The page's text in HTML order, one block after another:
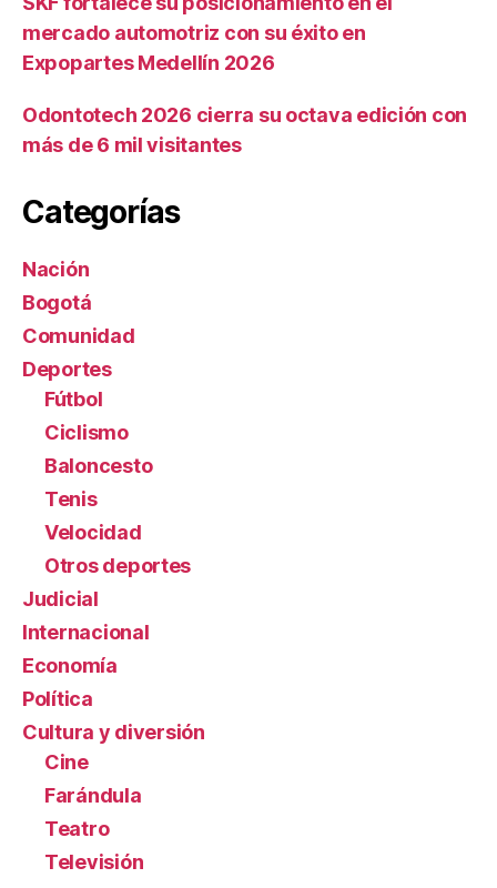
mercado automotriz con su éxito en
Expopartes Medellín 2026
Odontotech 2026 cierra su octava edición con
más de 6 mil visitantes
Categorías
Nación
Bogotá
Comunidad
Deportes
Fútbol
Ciclismo
Baloncesto
Tenis
Velocidad
Otros deportes
Judicial
Internacional
Economía
Política
Cultura y diversión
Cine
Farándula
Teatro
Televisión